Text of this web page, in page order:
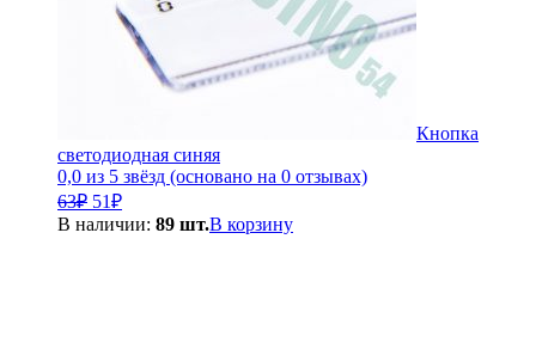
Кнопка
светодиодная синяя
0,0 из 5 звёзд (основано на 0 отзывах)
63₽ Первоначальная
цена
51₽Текущая
цена:
В наличии: 89 шт.В корзину